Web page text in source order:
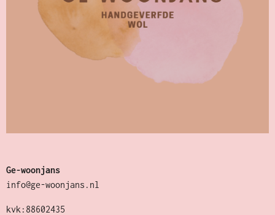
Ge-woonjans
info@ge-woonjans.nl
kvk:88602435